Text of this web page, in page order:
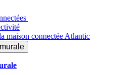
maison connectée Atlantic